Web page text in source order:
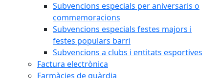
Subvencions especials per aniversaris o
commemoracions
Subvencions especials festes majors i
festes populars barri
Subvencions a clubs i entitats esportives
Factura electrònica
Farmàcies de guàrdia